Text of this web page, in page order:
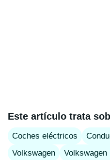
Este artículo trata
Coches eléctricos
Volkswagen
Volkswagen